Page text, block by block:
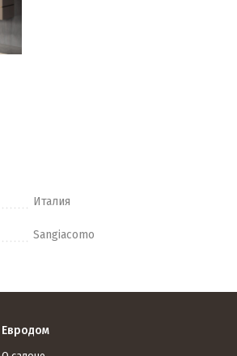
Италия
Sangiacomo
Евродом